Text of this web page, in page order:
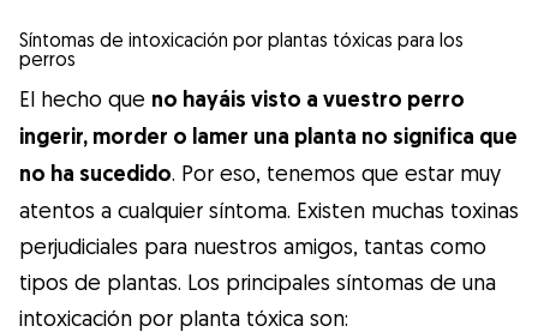
Síntomas de intoxicación por plantas tóxicas para los
perros
El hecho que no hayáis visto a vuestro perro
ingerir, morder o lamer una planta no significa que
no ha sucedido. Por eso, tenemos que estar muy
atentos a cualquier síntoma. Existen muchas toxinas
perjudiciales para nuestros amigos, tantas como
tipos de plantas. Los principales síntomas de una
intoxicación por planta tóxica son: